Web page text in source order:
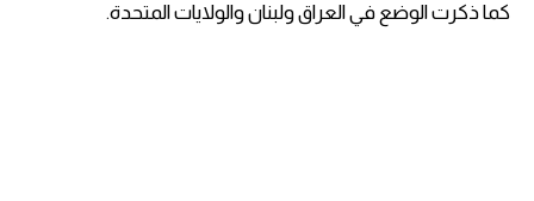
كما ذكرت الوضع في العراق ولبنان والولايات المتحدة.